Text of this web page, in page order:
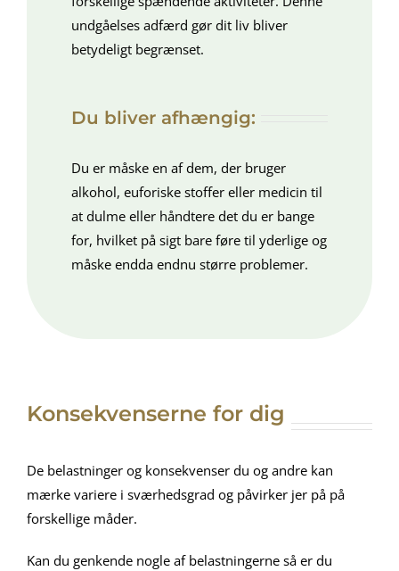
undgåelses adfærd gør dit liv bliver
betydeligt begrænset.
Du bliver afhængig:
Du er måske en af dem, der bruger
alkohol, euforiske stoffer eller medicin til
at dulme eller håndtere det du er bange
for, hvilket på sigt bare føre til yderlige og
måske endda endnu større problemer.
Konsekvenserne for dig
De belastninger og konsekvenser du og andre kan
mærke variere i sværhedsgrad og påvirker jer på på
forskellige måder.
Kan du genkende nogle af belastningerne så er du